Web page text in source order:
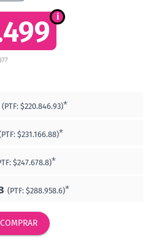
(PTF: $220.846.93)*
$231.166.88)*
$247.678.8)*
(PTF: $288.958.6)*